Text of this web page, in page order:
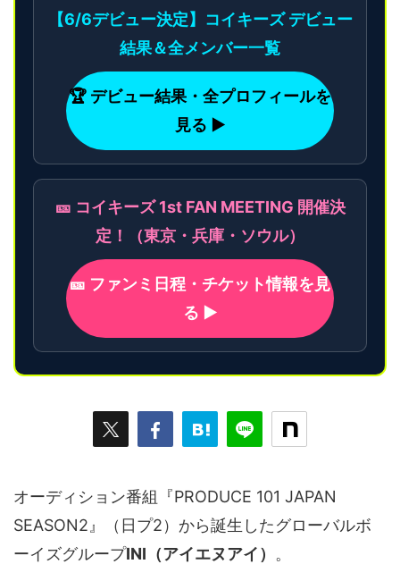
【6/6デビュー決定】コイキーズ デビュー
結果＆全メンバー一覧
🏆 デビュー結果・全プロフィールを
見る ▶
🎫 コイキーズ 1st FAN MEETING 開催決
定！（東京・兵庫・ソウル）
🎫 ファンミ日程・チケット情報を見
る ▶
オーディション番組『PRODUCE 101 JAPAN
SEASON2』（日プ2）から誕生したグローバルボ
ーイズグループINI（アイエヌアイ） 。